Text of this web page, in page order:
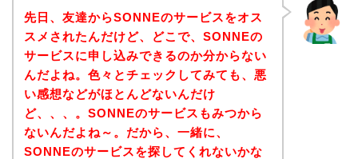
先日、友達からSONNEのサービスをオス
スメされたんだけど、どこで、SONNEの
サービスに申し込みできるのか分からない
んだよね。色々とチェックしてみても、悪
い感想などがほとんどないんだけ
ど、、、。SONNEのサービスもみつから
ないんだよね～。だから、一緒に、
SONNEのサービスを探してくれないかな